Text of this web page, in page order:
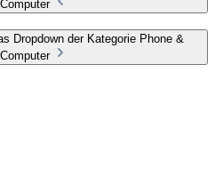
Computer
Dropdown der Kategorie Phone &
Computer